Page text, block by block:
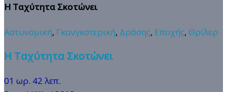
Η Ταχύτητα Σκοτώνει
Αστυνομική, Γκανγκστερική, Δράσης, Εποχής, Θρίλερ
Η Ταχύτητα Σκοτώνει
01 ωρ. 42 λεπ.